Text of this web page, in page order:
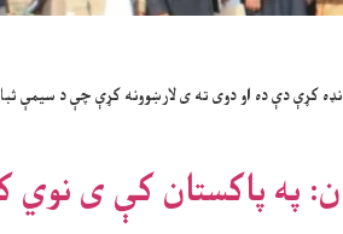
کړې دې ده او دوی ته ی لارښوونه کړې چې د سیمې
په پاکستان کې ی